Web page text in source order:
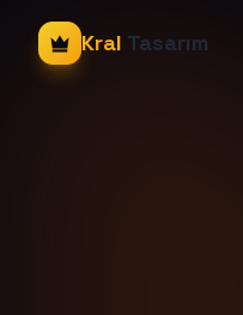
Kral Tasarım